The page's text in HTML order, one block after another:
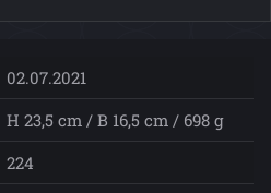
02.07.2021
H 23,5 cm / B 16,5 cm / 698 g
224